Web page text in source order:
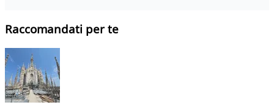
Raccomandati per te